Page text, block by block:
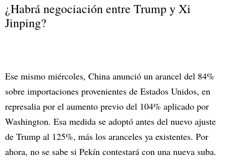
¿Habrá negociación entre Trump y Xi
Jinping?
Ese mismo miércoles, China anunció un arancel del 84%
sobre importaciones provenientes de Estados Unidos, en
represalia por el aumento previo del 104% aplicado por
Washington. Esa medida se adoptó antes del nuevo ajuste
de Trump al 125%, más los aranceles ya existentes. Por
ahora, no se sabe si Pekín contestará con una nueva suba.